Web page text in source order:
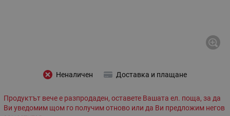
Неналичен Доставка и плащане
Продуктът вече е разпродаден, оставете Вашата ел. поща, за да
Ви уведомим щом го получим отново или да Ви предложим негов